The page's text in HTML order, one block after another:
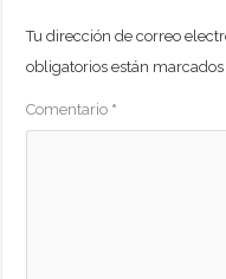
Tu dirección de correo
obligatorios están marcados
Comentario *